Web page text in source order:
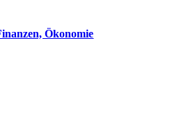
Ökonomie